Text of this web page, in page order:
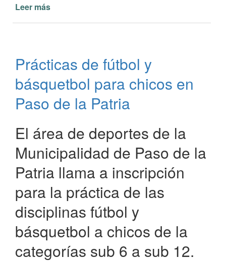
Leer más
barrio
Paraje
Rincón
Prácticas de fútbol y
básquetbol para chicos en
Paso de la Patria
El área de deportes de la
Municipalidad de Paso de la
Patria llama a inscripción
para la práctica de las
disciplinas fútbol y
básquetbol a chicos de la
categorías sub 6 a sub 12.